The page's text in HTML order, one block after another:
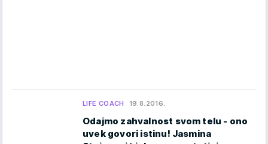
LIFE COACH 19.8.2016.
Odajmo zahvalnost svom telu - ono
uvek govori istinu! Jasmina